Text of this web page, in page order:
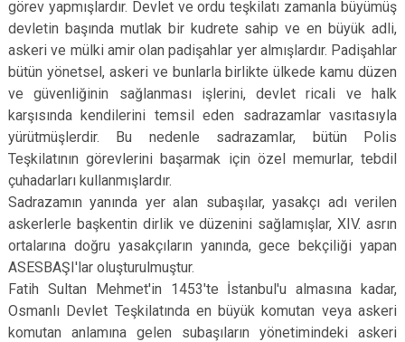
görev yapmışlardır. Devlet ve ordu teşkilatı zamanla büyümüş
devletin başında mutlak bir kudrete sahip ve en büyük adli,
askeri ve mülki amir olan padişahlar yer almışlardır. Padişahlar
bütün yönetsel, askeri ve bunlarla birlikte ülkede kamu düzen
ve güvenliğinin sağlanması işlerini, devlet ricali ve halk
karşısında kendilerini temsil eden sadrazamlar vasıtasıyla
yürütmüşlerdir. Bu nedenle sadrazamlar, bütün Polis
Teşkilatının görevlerini başarmak için özel memurlar, tebdil
çuhadarları kullanmışlardır.
Sadrazamın yanında yer alan subaşılar, yasakçı adı verilen
askerlerle başkentin dirlik ve düzenini sağlamışlar, XIV. asrın
ortalarına doğru yasakçıların yanında, gece bekçiliği yapan
ASESBAŞI'lar oluşturulmuştur.
Fatih Sultan Mehmet'in 1453'te İstanbul'u almasına kadar,
Osmanlı Devlet Teşkilatında en büyük komutan veya askeri
komutan anlamına gelen subaşıların yönetimindeki askeri